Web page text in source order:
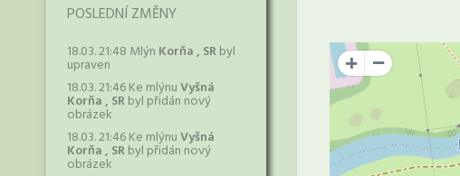
POSLEDNÍ ZMĚNY
18.03. 21:48 Mlýn Korňa , SRbyl
upraven
18.03. 21:46 Ke mlýnuVyšná
Korňa , SRbyl přidán nový
obrázek
18.03. 21:46 Ke mlýnuVyšná
Korňa , SRbyl přidán nový
obrázek
+